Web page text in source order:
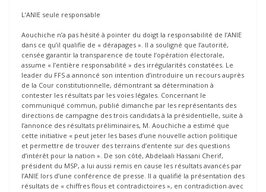
L’ANIE seule responsable
Aouchiche n’a pas hésité à pointer du doigt la responsabilité de l’ANIE
dans ce qu’il qualifie de « dérapages ». Il a souligné que l’autorité,
censée garantir la transparence de toute l’opération électorale,
assume « l’entière responsabilité » des irrégularités constatées. Le
leader du FFS a annoncé son intention d’introduire un recours auprès
de la Cour constitutionnelle, démontrant sa détermination à
contester les résultats par les voies légales. Concernant le
communiqué commun, publié dimanche par les représentants des
directions de campagne des trois candidats à la présidentielle, suite à
l’annonce des résultats préliminaires, M. Aouchiche a estimé que
cette initiative « peut jeter les bases d’une nouvelle action politique
et permettre de trouver des terrains d’entente sur des questions
d’intérêt pour la nation ». De son côté, Abdelaali Hassani Cherif,
président du MSP, a lui aussi remis en cause les résultats avancés par
l’ANIE lors d’une conférence de presse. Il a qualifié la présentation des
résultats de « chiffres flous et contradictoires », en contradiction avec